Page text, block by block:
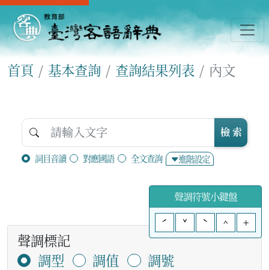
首頁 基本查詢 查詢結果列表 內文
詞目音讀 對應國語 全文查詢 進階設定
檢 索
聲調符號小鍵盤
ˊ
ˇ ˋ ^ +
聲調標記
調型
調值
調號